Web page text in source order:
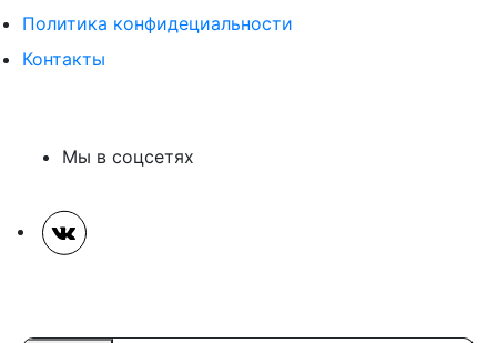
Политика конфидециальности
Контакты
Мы в соцсетях